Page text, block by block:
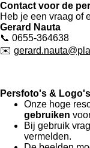
Contact voor de
Heb je een vraag of
Gerard Nauta
📞 0655-364638
✉️
Persfoto's & Logo's
Onze hoge
gebruiken
Bij gebruik
vermelden.